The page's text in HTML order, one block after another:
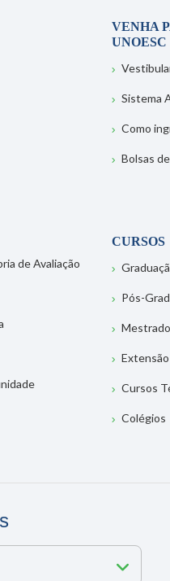
de Avaliação
VENHA
UNOESC
Sistema
Como
Bolsas
CURSOS
Pós-
Extensão
Cursos
Colégios